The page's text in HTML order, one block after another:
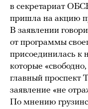
в секретариат
пришла на акцию
В заявлении
от программы
присоединилась к
которые
главный проспект
заявление «не
По мнению